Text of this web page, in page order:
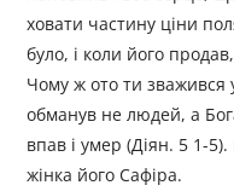
ховати частину ціни
було, і коли його
Чому ж ото ти зважився
обманув не людей, а
впав і умер (Діян. 5 1-
жінка його Сафіра.